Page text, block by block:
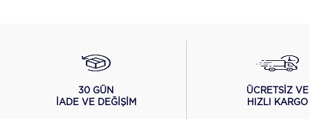
30 GÜN
İADE VE DEĞİŞİM
ÜCRETSİZ VE
HIZLI KARGO